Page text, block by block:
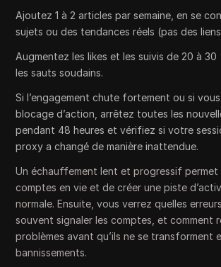
Ajoutez 1 à 2 articles par semaine, en se
sujets ou des tendances réels (pas des
Augmentez les likes et les suivis de 20 à 30
les sauts soudains.
Si l’engagement chute fortement ou si
blocage d’action, arrêtez toutes les
pendant 48 heures et vérifiez si votre
proxy a changé de manière inattendue.
Un échauffement lent et progressif permet
comptes en vie et de créer une piste
normale. Ensuite, vous verrez quelles
souvent signaler les comptes, et comment
problèmes avant qu’ils ne se transforment
bannissements.